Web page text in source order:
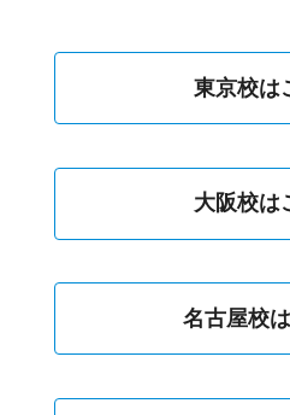
東京校は
大阪校は
名古屋校